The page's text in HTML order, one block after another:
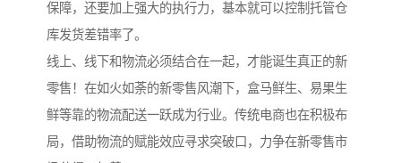
保障，还要加上强大的执行力，基本就可以控制托管仓
库发货差错率了。
线上、线下和物流必须结合在一起，才能诞生真正的新
零售！在如火如荼的新零售风潮下，盒马鲜生、易果生
鲜等靠的物流配送一跃成为行业。传统电商也在积极布
局，借助物流的赋能效应寻求突破口，力争在新零售市